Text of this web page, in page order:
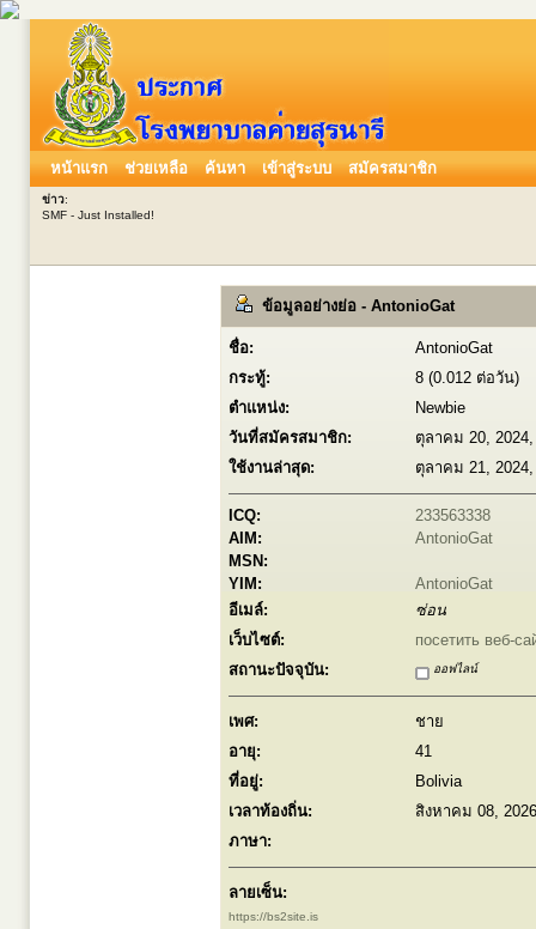
หน้าแรก ช่วยเหลือ ค้นหา เข้าสู่ระบบ สมัครสมาชิก
ข่าว:
SMF - Just Installed!
ข้อมูลอย่างย่อ - AntonioGat
ชื่อ:
AntonioGat
กระทู้:
8 (0.012 ต่อวัน)
ตำแหน่ง:
Newbie
วันที่สมัครสมาชิก:
ตุลาคม 20,
ใช้งานล่าสุด:
ตุลาคม 21,
ICQ:
233563338
AIM:
AntonioGat
MSN:
YIM:
AntonioGat
อีเมล์:
ซ่อน
เว็บไซต์:
посетить веб-
สถานะปัจจุบัน:
ออฟไลน์
เพศ:
ชาย
อายุ:
41
ที่อยู่:
Bolivia
เวลาท้องถิ่น:
สิงหาคม 08,
ภาษา:
ลายเซ็น:
https://bs2site.is